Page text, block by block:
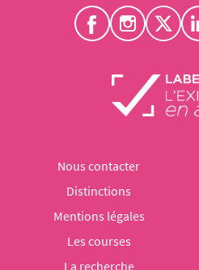
Nous contacter
Distinctions
Mentions légales
Les courses
La recherche